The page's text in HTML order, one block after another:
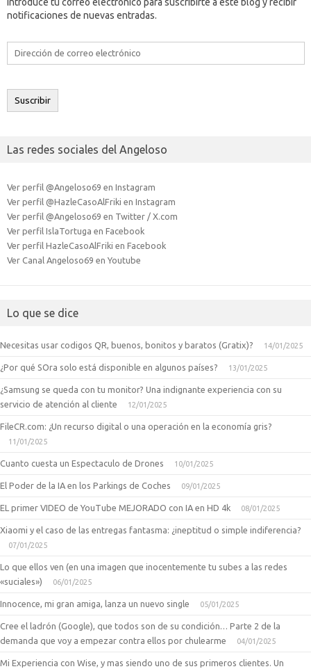
notificaciones de nuevas entradas.
Dirección
electrónico
Suscribir
Las redes sociales del Angeloso
Ver perfil @Angeloso69 en Instagram
Ver perfil @HazleCasoAlFriki en Instagram
Ver perfil @Angeloso69 en Twitter / X.com
Ver perfil IslaTortuga en Facebook
Ver perfil HazleCasoAlFriki en Facebook
Ver Canal Angeloso69 en Youtube
Lo que se dice
Necesitas usar codigos QR, buenos, bonitos y baratos (Gratix)? 14/01/2025
¿Por qué SOra solo está disponible en algunos países? 13/01/2025
¿Samsung se queda con tu monitor? Una indignante experiencia con su
servicio de atención al cliente
12/01/2025
FileCR.com: ¿Un recurso digital o una operación en la economía gris?
11/01/2025
Cuanto cuesta un Espectaculo de Drones 10/01/2025
El Poder de la IA en los Parkings de Coches 09/01/2025
EL primer VIDEO de YouTube MEJORADO con IA en HD 4k 08/01/2025
Xiaomi y el caso de las entregas fantasma: ¿ineptitud o simple indiferencia?
07/01/2025
Lo que ellos ven (en una imagen que inocentemente tu subes a las redes
«suciales»)
06/01/2025
Innocence, mi gran amiga, lanza un nuevo single 05/01/2025
Cree el ladrón (Google), que todos son de su condición… Parte 2 de la
demanda que voy a empezar contra ellos por chulearme
04/01/2025
Mi Experiencia con Wise, y mas siendo uno de sus primeros clientes. Un